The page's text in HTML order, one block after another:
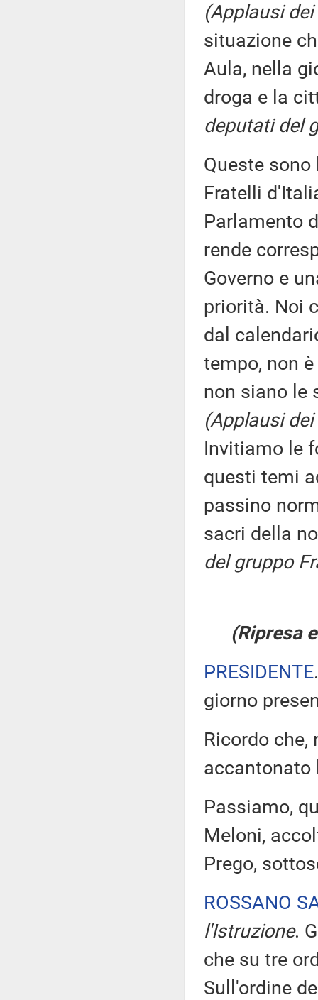
(Applausi
situazione
Aula, nella
droga e la
deputati del
Queste
Fratelli
Parlamento
rende
Governo e
priorità. Noi
dal
tempo, non
non siano le
(Applausi
Invitiamo le
questi temi
passino
sacri della
del gruppo
(Ripresa
PRESIDENTE
giorno
Ricordo
accantonato
Passiamo,
Meloni,
Prego,
ROSSANO
l'Istruzione.
che su tre
Sull'ordine